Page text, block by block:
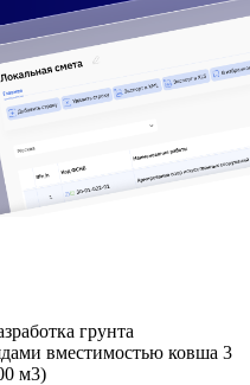
грунта
вместимостью ковша 3
м3)